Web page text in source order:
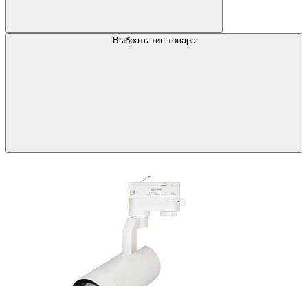
Выбрать тип товара